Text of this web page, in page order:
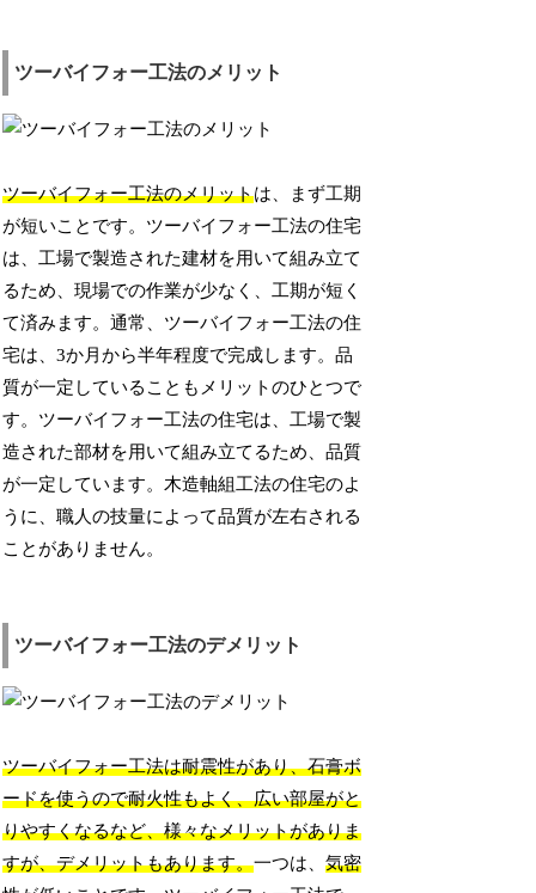
ツーバイフォー工法のメリット
ツーバイフォー工法のメリットは、まず工期
が短いことです。ツーバイフォー工法の住宅
は、工場で製造された建材を用いて組み立て
るため、現場での作業が少なく、工期が短く
て済みます。通常、ツーバイフォー工法の住
宅は、3か月から半年程度で完成します。品
質が一定していることもメリットのひとつで
す。ツーバイフォー工法の住宅は、工場で製
造された部材を用いて組み立てるため、品質
が一定しています。木造軸組工法の住宅のよ
うに、職人の技量によって品質が左右される
ことがありません。
ツーバイフォー工法のデメリット
ツーバイフォー工法は耐震性があり、石膏ボ
ードを使うので耐火性もよく、広い部屋がと
りやすくなるなど、様々なメリットがありま
すが、デメリットもあります。一つは、気密